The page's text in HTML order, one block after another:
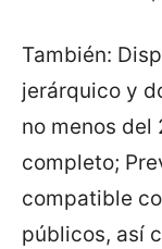
También:
jerárquico y
no menos del
completo;
compatible
públicos, así